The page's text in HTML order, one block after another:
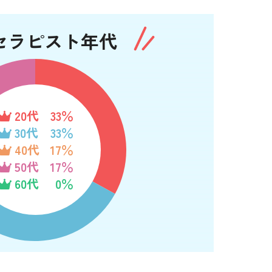
ラピスト年代
20代
33％
30代
33％
40代
17％
50代
17％
60代
0％